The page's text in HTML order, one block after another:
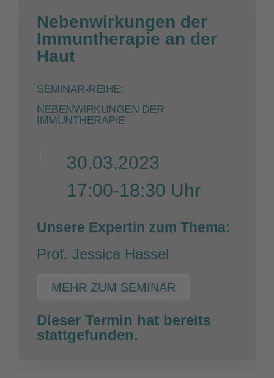
Nebenwirkungen der
Immuntherapie an der
Haut
SEMINAR-REIHE:
NEBENWIRKUNGEN DER
IMMUNTHERAPIE
30.03.2023
17:00-18:30 Uhr
Unsere Expertin zum Thema:
Prof. Jessica Hassel
MEHR ZUM SEMINAR
Dieser Termin hat bereits
stattgefunden.